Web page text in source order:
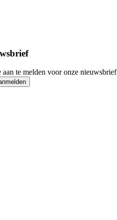
te melden voor onze nieuwsbrief